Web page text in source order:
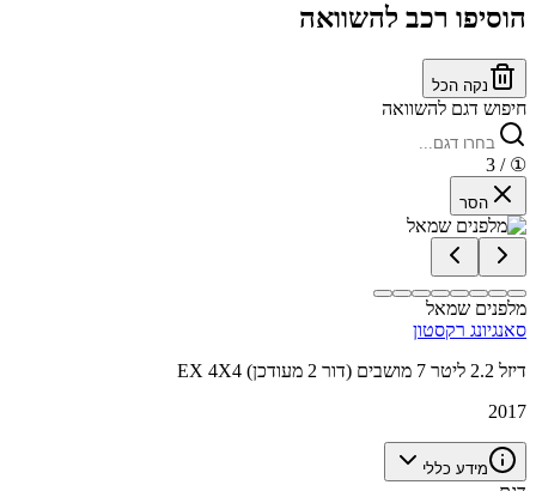
הוסיפו רכב להשוואה
נקה הכל
חיפוש דגם להשוואה
①
/ 3
הסר
מלפנים שמאל
סאנגיונג רקסטון
EX 4X4 דיזל 2.2 ליטר 7 מושבים (דור 2 מעודכן)
2017
מידע כללי